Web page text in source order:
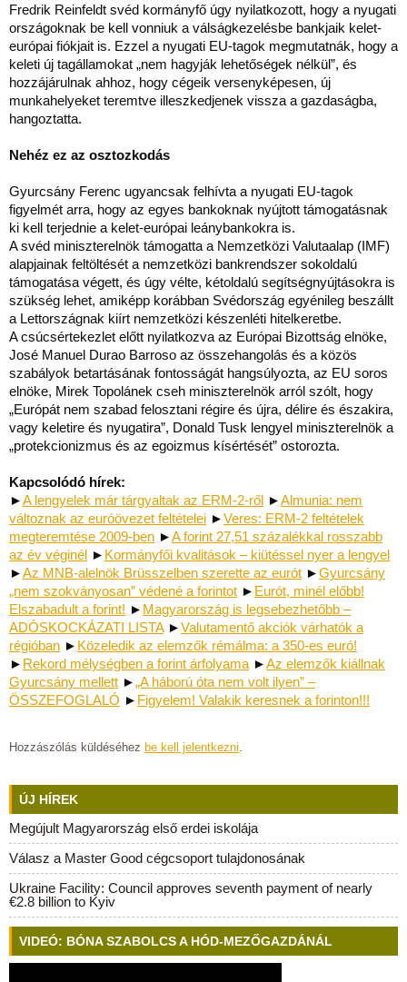
Fredrik Reinfeldt svéd kormányfő úgy nyilatkozott, hogy a nyugati
országoknak be kell vonniuk a válságkezelésbe bankjaik kelet-
európai fiókjait is. Ezzel a nyugati EU-tagok megmutatnák, hogy a
keleti új tagállamokat „nem hagyják lehetőségek nélkül”, és
hozzájárulnak ahhoz, hogy cégeik versenyképesen, új
munkahelyeket teremtve illeszkedjenek vissza a gazdaságba,
hangoztatta.
Nehéz ez az osztozkodás
Gyurcsány Ferenc ugyancsak felhívta a nyugati EU-tagok
figyelmét arra, hogy az egyes bankoknak nyújtott támogatásnak
ki kell terjednie a kelet-európai leánybankokra is.
A svéd miniszterelnök támogatta a Nemzetközi Valutaalap (IMF)
alapjainak feltöltését a nemzetközi bankrendszer sokoldalú
támogatása végett, és úgy vélte, kétoldalú segítségnyújtásokra is
szükség lehet, amiképp korábban Svédország egyénileg beszállt
a Lettországnak kiírt nemzetközi készenléti hitelkeretbe.
A csúcsértekezlet előtt nyilatkozva az Európai Bizottság elnöke,
José Manuel Durao Barroso az összehangolás és a közös
szabályok betartásának fontosságát hangsúlyozta, az EU soros
elnöke, Mirek Topolánek cseh miniszterelnök arról szólt, hogy
„Európát nem szabad felosztani régire és újra, délire és északira,
vagy keletire és nyugatira”, Donald Tusk lengyel miniszterelnök a
„protekcionizmus és az egoizmus kísértését” ostorozta.
Kapcsolódó hírek:
►A lengyelek már tárgyaltak az ERM-2-ről ►Almunia: nem
változnak az euróövezet feltételei ►Veres: ERM-2 feltételek
megteremtése 2009-ben ►A forint 27,51 százalékkal rosszabb
az év véginél ► Kormányfői kvalitások – kiütéssel nyer a lengyel
►Az MNB-alelnök Brüsszelben szerette az eurót ►Gyurcsány
„nem szokványosan” védené a forintot ► Eurót, minél előbb!
Elszabadult a forint! ► Magyarország is legsebezhetőbb –
ADÓSKOCKÁZATI LISTA►Valutamentő akciók várhatók a
régióban ► Közeledik az elemzők rémálma: a 350-es euró!
► Rekord mélységben a forint árfolyama ►Az elemzők kiállnak
Gyurcsány mellett ►„A háború óta nem volt ilyen” –
ÖSSZEFOGLALÓ ► Figyelem! Valakik keresnek a forinton!!!
Hozzászólás küldéséhez be kell jelentkezni.
ÚJ HÍREK
Megújult Magyarország első erdei iskolája
Válasz a Master Good cégcsoport tulajdonosának
Ukraine Facility: Council approves seventh payment of nearly
€2.8 billion to Kyiv
VIDEÓ: BÓNA SZABOLCS A HÓD-MEZŐGAZDÁNÁL